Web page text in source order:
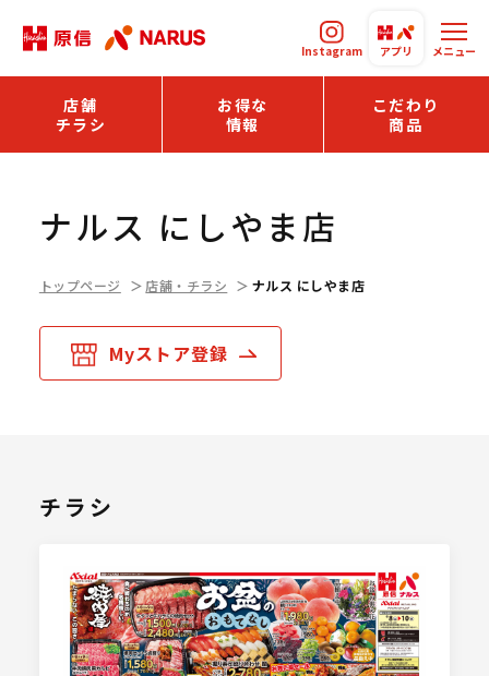
Instagram アプリ メニュー
店舗
チラシ
お得な
情報
こだわり
商品
ナルス にしやま店
トップページ 店舗・チラシ ナルス にしやま店
Myストア登録
チラシ